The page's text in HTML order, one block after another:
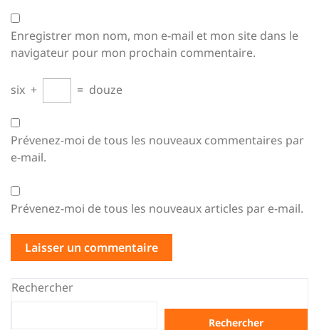
Enregistrer mon nom, mon e-mail et mon site dans le
navigateur pour mon prochain commentaire.
six + = douze
Prévenez-moi de tous les nouveaux commentaires par
e-mail.
Prévenez-moi de tous les nouveaux articles par e-mail.
Rechercher
Rechercher